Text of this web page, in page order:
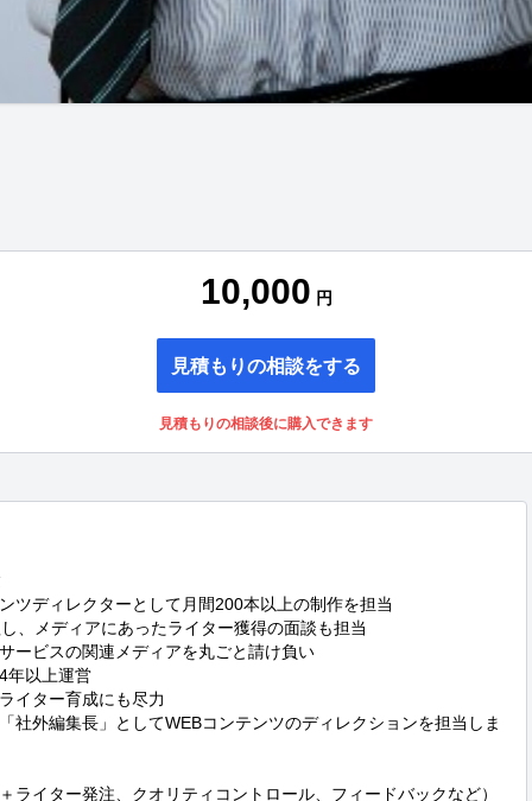
10,000 円
見積もりの相談をする
見積もりの相談後に購入できます
ツディレクターとして月間200本以上の制作を担当
、メディアにあったライター獲得の面談も担当
ービスの関連メディアを丸ごと請け負い
年以上運営
イター育成にも尽力
社外編集長」としてWEBコンテンツのディレクションを担当しま
イター発注、クオリティコントロール、フィードバックなど）